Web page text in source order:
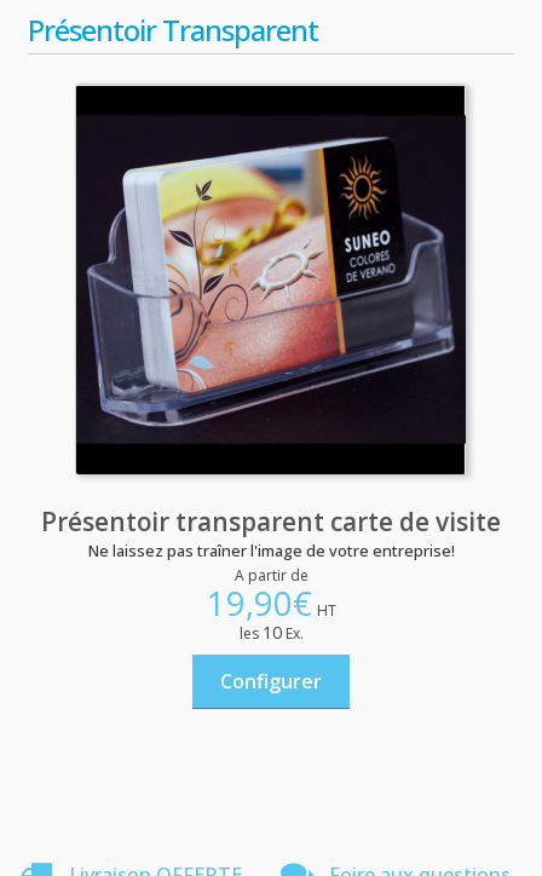
Présentoir Transparent
Présentoir transparent carte de visite
Ne laissez pas traîner l'image de votre entreprise!
A partir de
19,90€ HT
les 10Ex.
Configurer